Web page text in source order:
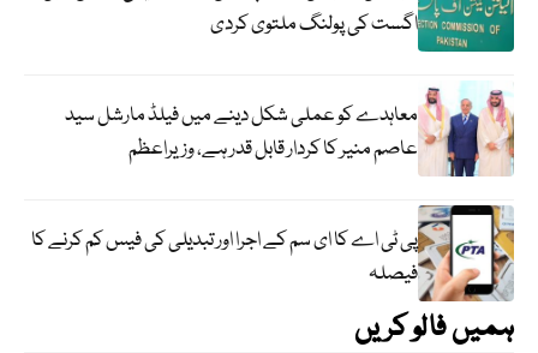
اگست کی پولنگ ملتوی کردی
معاہدے کو عملی شکل دینے میں فیلڈ مارشل سید
عاصم منیر کا کردار قابل قدر ہے، وزیراعظم
پی ٹی اے کا ای سم کے اجرا اور تبدیلی کی فیس کم کرنے کا
فیصلہ
ہمیں فالو کریں